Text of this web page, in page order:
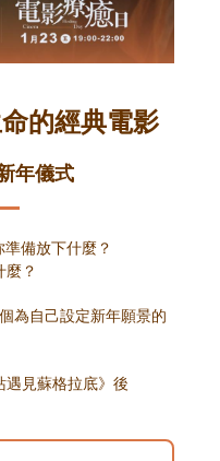
的經典電影
年儀式
備放下什麼？
麼？
為自己設定新年願景的
遇見蘇格拉底》後